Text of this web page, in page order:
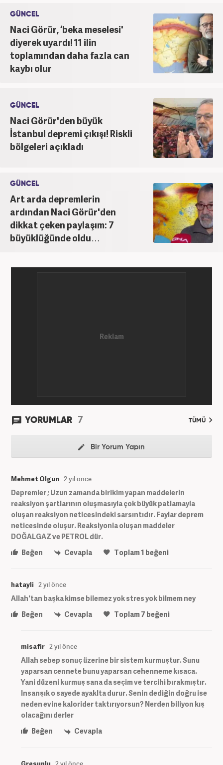
GÜNCEL
Naci Görür, ‘beka meselesi'
diyerek uyardı! 11 ilin
toplamından daha fazla can
kaybı olur
GÜNCEL
Naci Görür'den büyük
İstanbul depremi çıkışı! Riskli
bölgeleri açıkladı
GÜNCEL
Art arda depremlerin
ardından Naci Görür'den
dikkat çeken paylaşım: 7
büyüklüğünde oldu…
YORUMLAR 7 TÜMÜ
Bir Yorum Yapın
Mehmet Olgun 2 yıl önce
Depremler ; Uzun zamanda birikim yapan maddelerin
reaksiyon şartlarının oluşmasıyla çok büyük patlamayla
oluşan reaksiyon neticesindeki sarsıntıdır. Faylar deprem
neticesinde oluşur. Reaksiyonla oluşan maddeler
DOĞALGAZ ve PETROL dür.
Beğen
Cevapla Toplam1 beğeni
hatayli 2 yıl önce
Allah'tan başka kimse bilemez yok stres yok bilmem ney
Beğen
Cevapla Toplam7 beğeni
misafir 2 yıl önce
Allah sebep sonuç üzerine bir sistem kurmuştur. Sunu
yaparsan cennete bunu yaparsan cehenneme kısaca.
Yani düzeni kurmuş sana da seçim ve tercihi bırakmıştır.
Insanşık o sayede ayaklta durur. Senin dediğin doğru ise
neden evine kalorider taktırıyorsun? Nerden biliyon kış
olacağını derler
Beğen
Cevapla